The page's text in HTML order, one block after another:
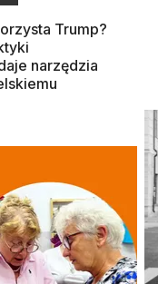
Trump?
narzędzia